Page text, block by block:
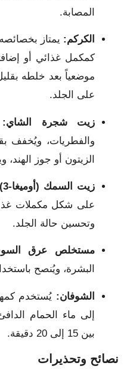
المصابة.
الكركم: يمتاز
كمكمل غذائي أو
موضعياً بعد خلطه
على الجلد.
زيت شجرة الشاي:
والفطريات، ويُخفف
الزيتون أو جوز
زيت السمك (أوميغا-3):
على شكل مكملات
وتحسين حالة الجلد.
مستخلص عرق
البشرة، ويُنصح
الشوفان: يُستخدم
إلى ماء الحمام
بين 15 إلى 20 دقيقة.
نصائح وتحذيرات